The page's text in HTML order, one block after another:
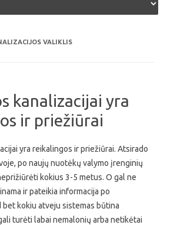
VALIKLIS
kanalizacijai yra
ir priežiūrai
yra reikalingos ir priežiūrai. Atsirado
po naujų nuotėkų valymo įrenginių
kokius 3-5 metus. O gal ne
ir pateikia informacija po
bet kokiu atveju sistemas būtina
turėti labai nemalonių arba netikėtai